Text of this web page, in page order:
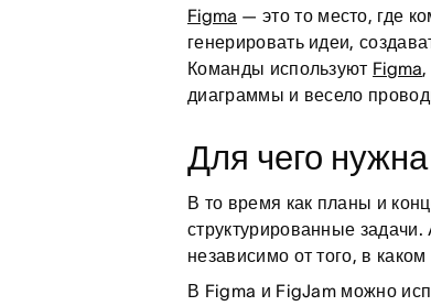
Figma — это то место, где
генерировать идеи,
Команды используют Figma
диаграммы и весело
Для чего
В то время как планы и
структурированные
независимо от того, в
В Figma и FigJam можно